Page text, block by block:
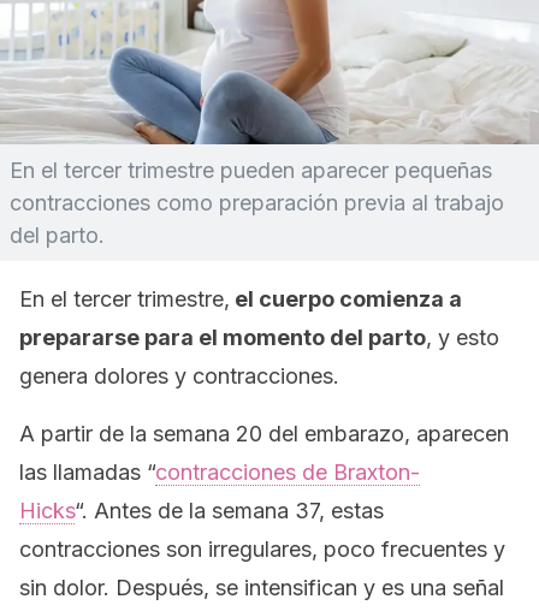
En el tercer trimestre pueden aparecer pequeñas
contracciones como preparación previa al trabajo
del parto.
En el tercer trimestre, el cuerpo comienza a
prepararse para el momento del parto, y esto
genera dolores y contracciones.
A partir de la semana 20 del embarazo, aparecen
las llamadas “contracciones de Braxton-
Hicks“. Antes de la semana 37, estas
contracciones son irregulares, poco frecuentes y
sin dolor. Después, se intensifican y es una señal